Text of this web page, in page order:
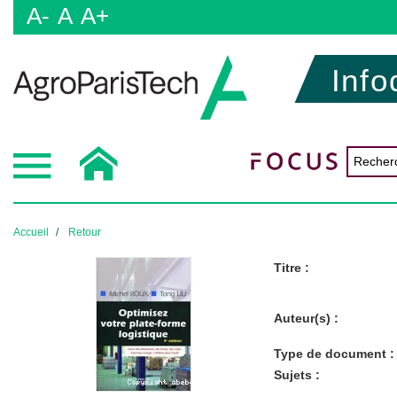
A- A A+
Accueil Retour
Titre :
Auteur(s) :
Type de document :
Sujets :